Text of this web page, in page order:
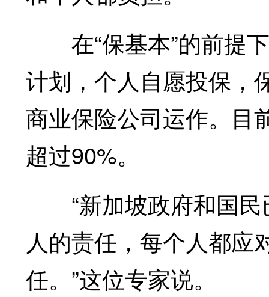
在“保基本”的前提下
计划，个人自愿投保，
商业保险公司运作。目
超过90%。
“新加坡政府和国民
人的责任，每个人都应
任。”这位专家说。